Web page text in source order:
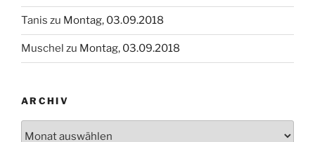
Tanis zu Montag, 03.09.2018
Muschel zu Montag, 03.09.2018
ARCHIV